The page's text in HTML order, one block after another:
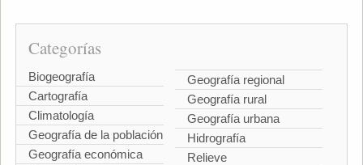
Categorías
Biogeografía
Cartografía
Climatología
Geografía de la población
Geografía económica
Geografía regional
Geografía rural
Geografía urbana
Hidrografía
Relieve